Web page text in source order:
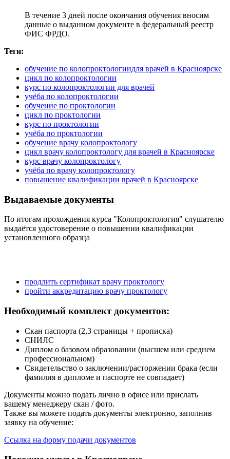
В течение 3 дней после окончания обучения вносим
данные о выданном документе в федеральный реестр
ФИС ФРДО.
Теги:
обучение по колопроктологиидля врачей в Красноярске
цикл по колопроктологии
курс по колопроктологии для врачей
учёба по колопроктологии
обучение по проктологии
цикл по проктологии
курс по проктологии
учёба по проктологии
обучение врачу колопроктологу
цикл врачу колопроктологу для врачей в Красноярске
курс врачу колопроктологу
учёба по врачу колопроктологу
повышение квалификации врачей в Красноярске
Выдаваемые документы
По итогам прохождения курса "Колопроктология" слушателю
выдаётся удостоверение о повышении квалификации
установленного образца
продлить сертификат врачу проктологу
пройти аккредитацию врачу проктологу
Необходимый комплект документов:
Скан паспорта (2,3 страницы + прописка)
СНИЛС
Диплом о базовом образовании (высшем или среднем
профессиональном)
Свидетельство о заключении/расторжении брака (если
фамилия в дипломе и паспорте не совпадает)
Документы можно подать лично в офисе или прислать
вашему менеджеру скан / фото.
Также вы можете подать документы электронно, заполнив
заявку на обучение:
Ссылка на форму подачи документов